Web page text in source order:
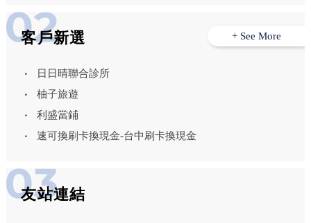
客戶新選
日日晴聯合診所
柚子旅遊
利盛當鋪
速可換刷卡換現金-台中刷卡換現金
+ See More
友站連結